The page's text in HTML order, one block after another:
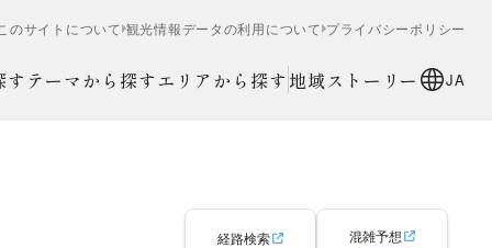
のサイトについて 観光情報データの利用について プライバシーポリシー
す テーマから探すエリアから探す 地域ストーリー JA
経路検索 混雑予想